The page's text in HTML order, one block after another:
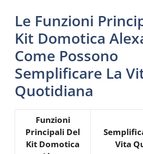
Le Funzioni
Kit Domotica
Come Possono
Semplificare La
Quotidiana
Funzioni
Principali Del
Kit Domotica
Vita